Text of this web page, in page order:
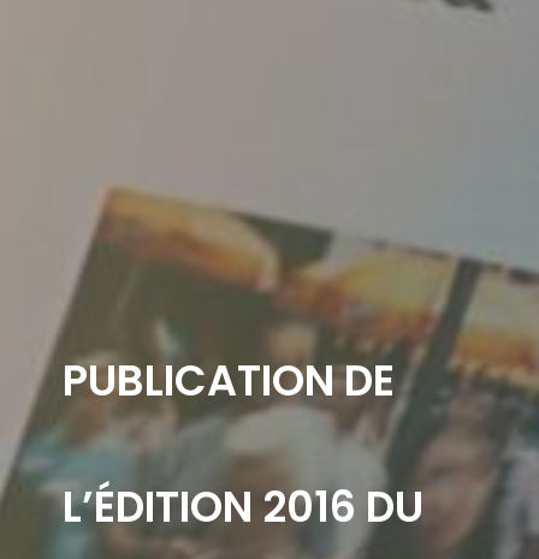
PUBLICATION DE
L’ÉDITION 2016 DU